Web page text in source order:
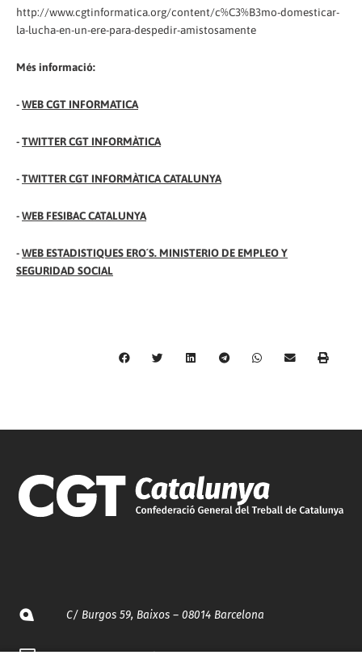
http://www.cgtinformatica.org/content/c%C3%B3mo-domesticar-
la-lucha-en-un-ere-para-despedir-amistosamente
Més informació:
-WEB CGT INFORMATICA
-TWITTER CGT INFORMÀTICA
-TWITTER CGT INFORMÀTICA CATALUNYA
-WEB FESIBAC CATALUNYA
-WEB ESTADISTIQUES ERO´S. MINISTERIO DE EMPLEO Y
SEGURIDAD SOCIAL
C/ Burgos 59, Baixos – 08014 Barcelona